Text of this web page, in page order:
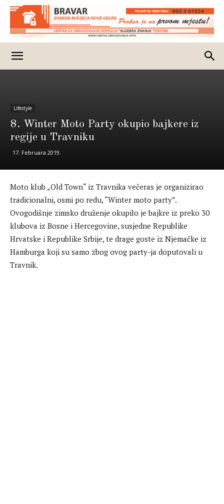
Lifestyle
8. Winter Moto Party okupio bajkere iz
regije u Travniku
17. Februara 2019.
Moto klub „Old Town“ iz Travnika večeras je organizirao
tradicionalni, osmi po redu, “Winter moto party”.
Ovogodišnje zimsko druženje okupilo je bajkre iz preko 30
klubova iz Bosne i Hercegovine, susjedne Republike
Hrvatske i Republike Srbije, te drage goste iz Njemačke iz
Hamburga koji su samo zbog ovog party-ja doputovali u
Travnik.